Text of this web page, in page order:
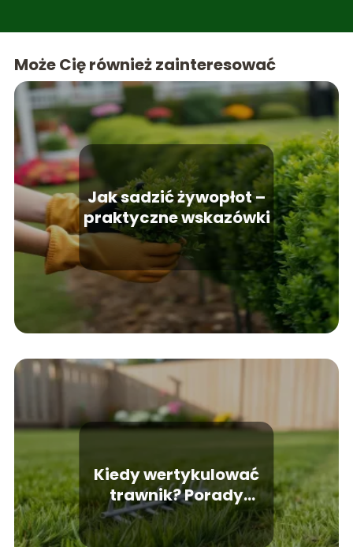
Może Cię również zainteresować
Jak sadzić żywopłot –
praktyczne wskazówki
Kiedy wertykulować
trawnik? Porady
ogrodnika